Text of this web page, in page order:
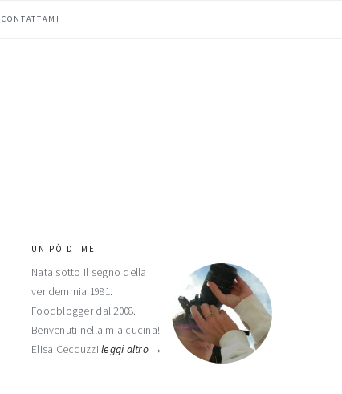
CONTATTAMI
barra
laterale
primaria
UN PÒ DI ME
Nata sotto il segno della
vendemmia 1981.
Foodblogger dal 2008.
Benvenuti nella mia cucina!
Elisa Ceccuzzileggi altro →